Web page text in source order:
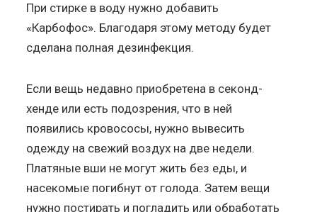
При стирке в воду нужно добавить
«Карбофос». Благодаря этому методу будет
сделана полная дезинфекция.
Если вещь недавно приобретена в секонд-
хенде или есть подозрения, что в ней
появились кровососы, нужно вывесить
одежду на свежий воздух на две недели.
Платяные вши не могут жить без еды, и
насекомые погибнут от голода. Затем вещи
нужно постирать и погладить или обработать